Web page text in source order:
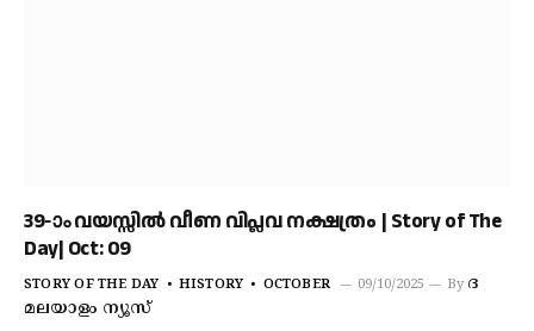
39-ാം വയസ്സിൽ വീണ വിപ്ലവ നക്ഷത്രം | Story of The
Day| Oct: 09
STORY OF THE DAY HISTORY OCTOBER 09/10/2025 By ദ
മലയാളം ന്യൂസ്